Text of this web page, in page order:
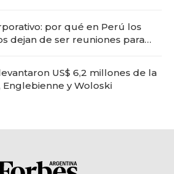
por qué en Perú los
dejan de ser reuniones para
US$ 6,2 millones de la
Englebienne y Woloski